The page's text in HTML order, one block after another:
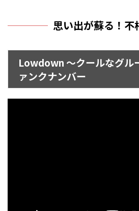
思い出が蘇る！不
Lowdown ～クールなグル
ァンクナンバー